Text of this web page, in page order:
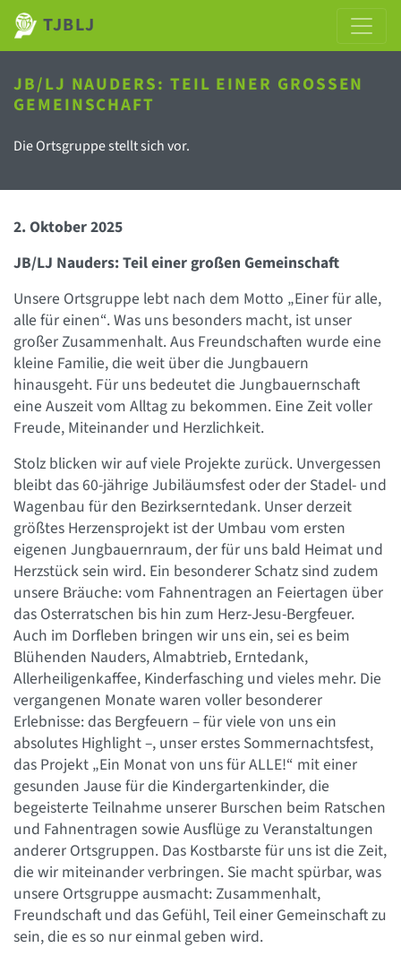
TJBLJ
JB/LJ NAUDERS: TEIL EINER GROSSEN G
EMEINSCHAFT
Die Ortsgruppe stellt sich vor.
2. Oktober 2025
JB/LJ Nauders: Teil einer großen Gemeinschaft
Unsere Ortsgruppe lebt nach dem Motto „Einer für alle,
alle für einen“. Was uns besonders macht, ist unser
großer Zusammenhalt. Aus Freundschaften wurde eine
kleine Familie, die weit über die Jungbauern
hinausgeht. Für uns bedeutet die Jungbauernschaft
eine Auszeit vom Alltag zu bekommen. Eine Zeit voller
Freude, Miteinander und Herzlichkeit.
Stolz blicken wir auf viele Projekte zurück. Unvergessen
bleibt das 60-jährige Jubiläumsfest oder der Stadel- und
Wagenbau für den Bezirkserntedank. Unser derzeit
größtes Herzensprojekt ist der Umbau vom ersten
eigenen Jungbauernraum, der für uns bald Heimat und
Herzstück sein wird. Ein besonderer Schatz sind zudem
unsere Bräuche: vom Fahnentragen an Feiertagen über
das Osterratschen bis hin zum Herz-Jesu-Bergfeuer.
Auch im Dorfleben bringen wir uns ein, sei es beim
Blühenden Nauders, Almabtrieb, Erntedank,
Allerheiligenkaffee, Kinderfasching und vieles mehr. Die
vergangenen Monate waren voller besonderer
Erlebnisse: das Bergfeuern – für viele von uns ein
absolutes Highlight –, unser erstes Sommernachtsfest,
das Projekt „Ein Monat von uns für ALLE!“ mit einer
gesunden Jause für die Kindergartenkinder, die
begeisterte Teilnahme unserer Burschen beim Ratschen
und Fahnentragen sowie Ausflüge zu Veranstaltungen
anderer Ortsgruppen. Das Kostbarste für uns ist die Zeit,
die wir miteinander verbringen. Sie macht spürbar, was
unsere Ortsgruppe ausmacht: Zusammenhalt,
Freundschaft und das Gefühl, Teil einer Gemeinschaft zu
sein, die es so nur einmal geben wird.